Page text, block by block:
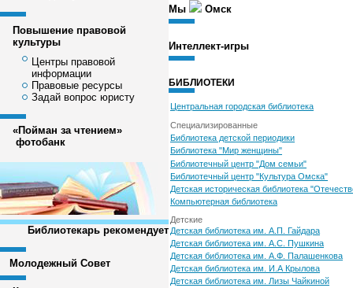
Повышение правовой
культуры
Центры правовой
информации
Правовые ресурсы
Задай вопрос юристу
«Пойман за чтением»
фотобанк
Библиотекарь рекомендует
Молодежный Совет
Мы Омск
Интеллект-игры
БИБЛИОТЕКИ
Центральная городская библиотека
Специализированные
Библиотека детской периодики
Библиотека "Мир женщины"
Библиотечный центр "Дом семьи"
Библиотечный центр "Культура Омска"
Детская историческая библиотека
Компьютерная библиотека
Детские
Детская библиотека им. А.П. Гайдара
Детская библиотека им. А.С. Пушкина
Детская библиотека им. А.Ф. Палашенкова
Детская библиотека им. И.А Крылова
Детская библиотека им. Лизы Чайкиной